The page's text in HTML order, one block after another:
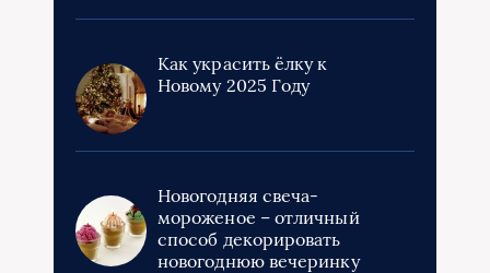
Как украсить ёлку к
Новому 2025 Году
Новогодняя свеча-
мороженое – отличный
способ декорировать
новогоднюю вечеринку